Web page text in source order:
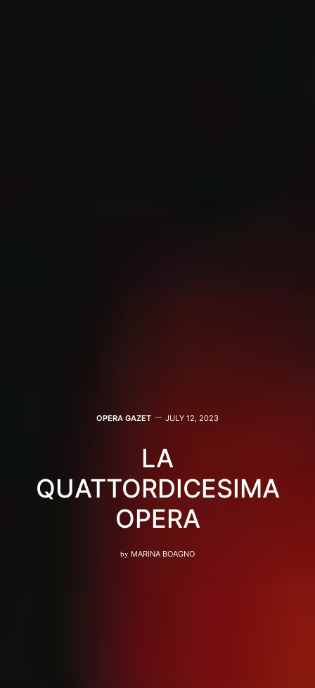
OPERA GAZET JULY 12, 2023
LA
QUATTORDICESIMA
OPERA
by MARINA BOAGNO